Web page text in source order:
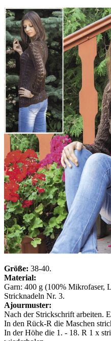
Größe: 38-40.
Material:
Garn: 400 g (100% Mikrofaser,
Stricknadeln Nr. 3.
Ajourmuster:
Nach der Strickschrift arbeiten.
In den Rück-R die Maschen
In der Höhe die 1. - 18. R 1 x